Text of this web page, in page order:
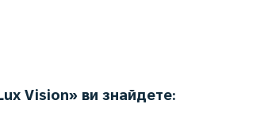
Vision» ви знайдете: